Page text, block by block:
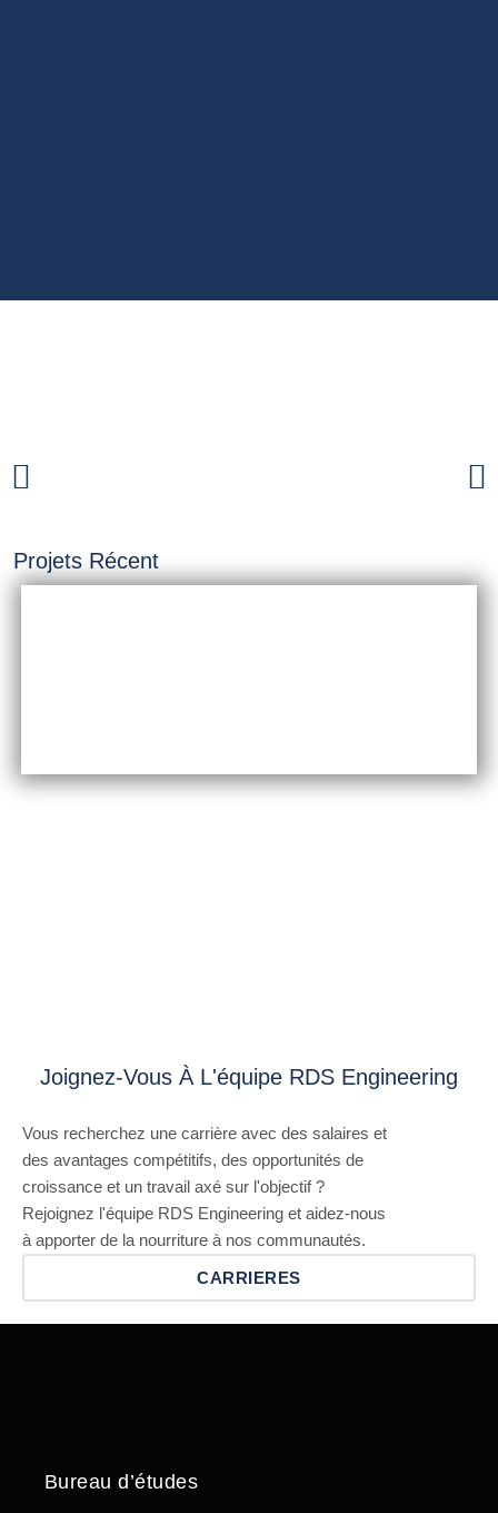
Projets Récent
Joignez-Vous À L'équipe RDS Engineering
Vous recherchez une carrière avec des salaires et
des avantages compétitifs, des opportunités de
croissance et un travail axé sur l'objectif ?
Rejoignez l'équipe RDS Engineering et aidez-nous
à apporter de la nourriture à nos communautés.
CARRIERES
Bureau d’études